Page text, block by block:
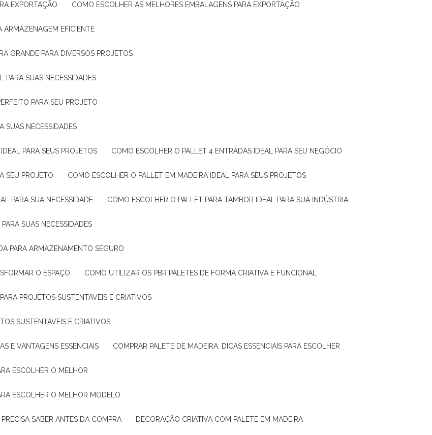
EXPORTAÇÃO COMO ESCOLHER AS MELHORES EMBALAGENS PARA EXPORTAÇÃO
ARMAZENAGEM EFICIENTE
GRANDE PARA DIVERSOS PROJETOS
PARA SUAS NECESSIDADES
PARA SEU PROJETO
SUAS NECESSIDADES
PARA SEUS PROJETOS COMO ESCOLHER O PALLET 4 ENTRADAS IDEAL PARA SEU NEGÓCIO
SEU PROJETO COMO ESCOLHER O PALLET EM MADEIRA IDEAL PARA SEUS PROJETOS
PARA SUA NECESSIDADE COMO ESCOLHER O PALLET PARA TAMBOR IDEAL PARA SUA INDÚSTRIA
SUAS NECESSIDADES
PARA ARMAZENAMENTO SEGURO
O ESPAÇO COMO UTILIZAR OS PBR PALETES DE FORMA CRIATIVA E FUNCIONAL
PROJETOS SUSTENTÁVEIS E CRIATIVOS
SUSTENTÁVEIS E CRIATIVOS
E VANTAGENS ESSENCIAIS COMPRAR PALETE DE MADEIRA: DICAS ESSENCIAIS PARA ESCOLHER
ESCOLHER O MELHOR
ESCOLHER O MELHOR MODELO
SABER ANTES DA COMPRA DECORAÇÃO CRIATIVA COM PALETE EM MADEIRA